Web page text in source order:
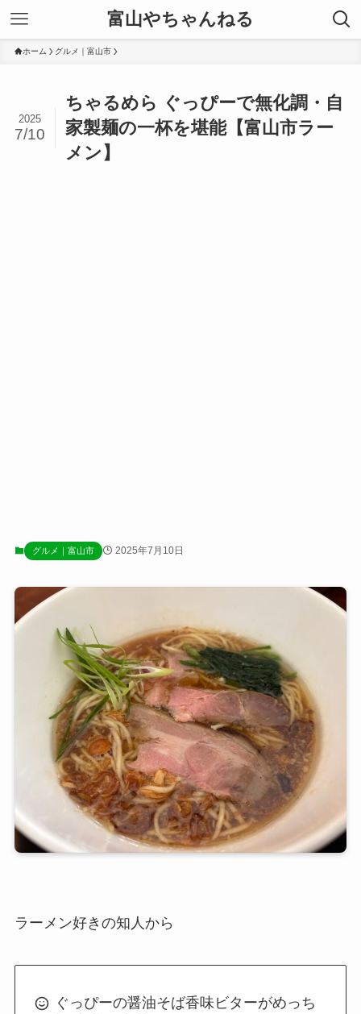
富山やちゃんねる
ホーム グルメ｜富山市
ちゃるめら ぐっぴーで無化調・自
家製麺の一杯を堪能【富山市ラー
メン】
2025
7/10
グルメ｜富山市 2025年7月10日
ラーメン好きの知人から
ぐっぴーの醤油そば香味ビターがめっち